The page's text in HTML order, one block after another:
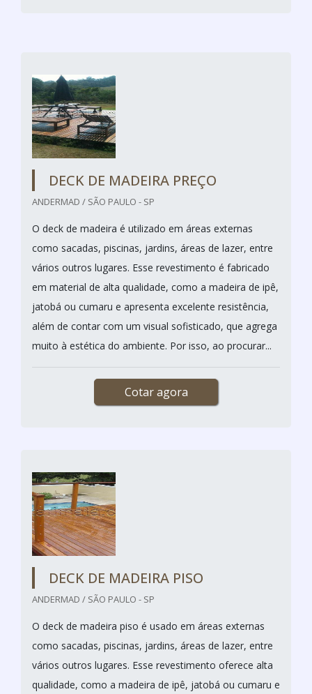
DECK DE MADEIRA PREÇO
ANDERMAD / SÃO PAULO - SP
O deck de madeira é utilizado em áreas externas
como sacadas, piscinas, jardins, áreas de lazer, entre
vários outros lugares. Esse revestimento é fabricado
em material de alta qualidade, como a madeira de ipê,
jatobá ou cumaru e apresenta excelente resistência,
além de contar com um visual sofisticado, que agrega
muito à estética do ambiente. Por isso, ao procurar...
Cotar agora
DECK DE MADEIRA PISO
ANDERMAD / SÃO PAULO - SP
O deck de madeira piso é usado em áreas externas
como sacadas, piscinas, jardins, áreas de lazer, entre
vários outros lugares. Esse revestimento oferece alta
qualidade, como a madeira de ipê, jatobá ou cumaru e